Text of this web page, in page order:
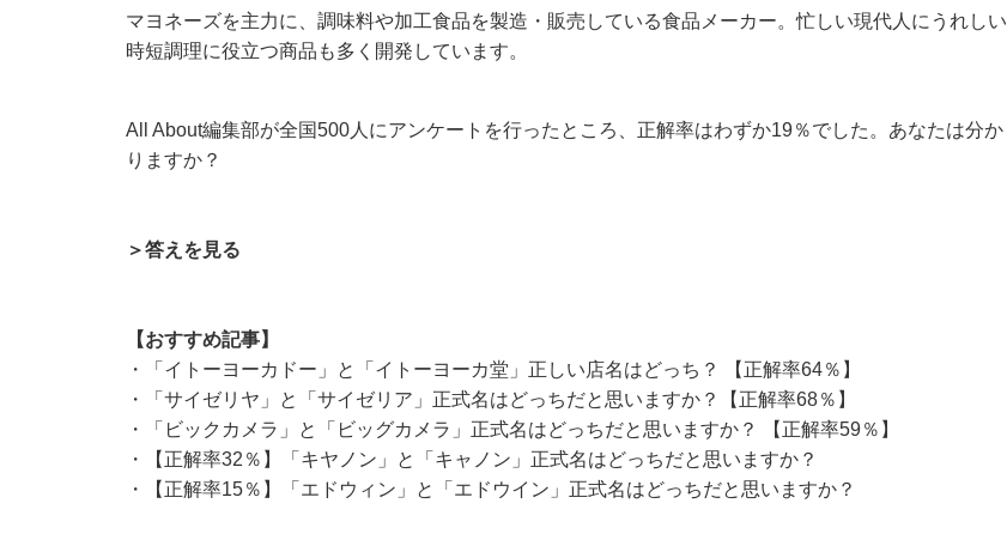
マヨネーズを主力に、調味料や加工食品を製造・販売している食品メーカー。忙しい現代人にうれしい
時短調理に役立つ商品も多く開発しています。
All About編集部が全国500人にアンケートを行ったところ、正解率はわずか19％でした。あなたは分か
りますか？
＞答えを見る
【おすすめ記事】
・
「イトーヨーカドー」と「イトーヨーカ堂」正しい店名はどっち？ 【正解率64％】
・
「サイゼリヤ」と「サイゼリア」正式名はどっちだと思いますか？【正解率68％】
・
「ビックカメラ」と「ビッグカメラ」正式名はどっちだと思いますか？ 【正解率59％】
・
【正解率32％】「キヤノン」と「キャノン」正式名はどっちだと思いますか？
・
【正解率15％】「エドウィン」と「エドウイン」正式名はどっちだと思いますか？